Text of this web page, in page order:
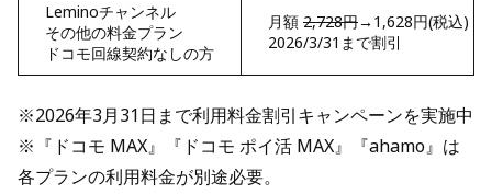
Leminoチャンネル
その他の料金プラン
ドコモ回線契約なしの方
月額 2,728円→1,628円(税込)
2026/3/31まで割引
※2026年3月31日まで利用料金割引キャンペーンを実施中
※『ドコモ MAX』『ドコモ ポイ活 MAX』『ahamo』は
各プランの利用料金が別途必要。